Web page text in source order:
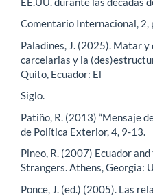
Comentario Internacional, 2,
Paladines, J. (2025). Matar
carcelarias y la
Quito, Ecuador: El
Siglo.
Patiño, R. (2013) “Mensaje
de Política Exterior, 4, 9-13.
Pineo, R. (2007) Ecuador
Strangers. Athens, Georgia:
Ponce, J. (ed.) (2005). Las